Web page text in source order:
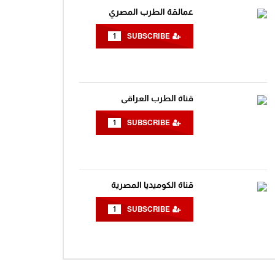
عمالقة الطرب المصري
1
قناة الطرب العراقى
1
قناة الكوميديا المصرية
1